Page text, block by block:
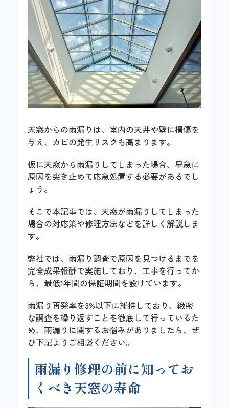
天窓からの雨漏りは、室内の天井や壁に損傷を
与え、カビの発生リスクも高まります。
仮に天窓から雨漏りしてしまった場合、早急に
原因を突き止めて応急処置する必要があるでし
ょう。
そこで本記事では、天窓が雨漏りしてしまった
場合の対応策や修理方法などを詳しく解説しま
す。
弊社では、雨漏り調査で原因を見つけるまでを
完全成果報酬で実施しており、工事を行ってか
ら、最低1年間の保証期間を設けています。
雨漏り再発率を3%以下に維持しており、緻密
な調査を繰り返すことを徹底して行っているた
め、雨漏りに関するお悩みがありましたら、ぜ
ひ下記よりご相談ください。
雨漏り修理の前に知ってお
くべき天窓の寿命